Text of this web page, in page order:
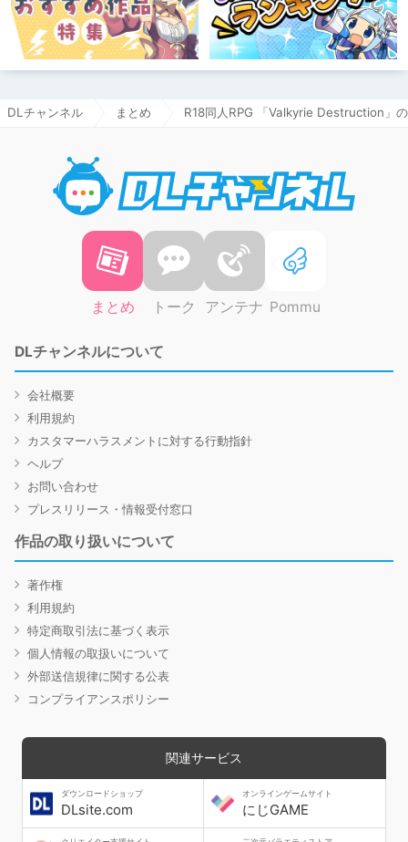
DLチャンネル まとめ R18同人RPG 「Valkyrie Destruction」
まとめ トーク アンテナ Pommu
DLチャンネルについて
会社概要
利用規約
カスタマーハラスメントに対する行動指針
ヘルプ
お問い合わせ
プレスリリース・情報受付窓口
作品の取り扱いについて
著作権
利用規約
特定商取引法に基づく表示
個人情報の取扱いについて
外部送信規律に関する公表
コンプライアンスポリシー
関連サービス
ダウンロードショップ
DLsite.com
オンラインゲームサイト
にじGAME